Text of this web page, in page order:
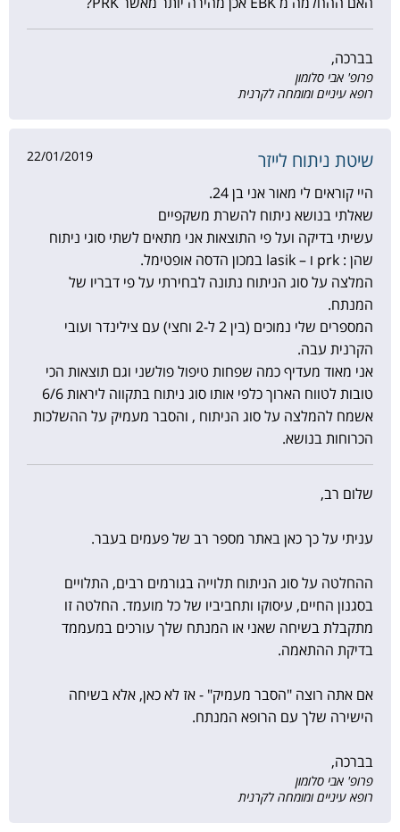
בברכה,
פרופ' אבי סלומון
רופא עיניים ומומחה לקרנית
שיטת ניתוח לייזר 22/01/2019
היי קוראים לי מאור אני בן 24.
שאלתי בנושא ניתוח להשרת משקפיים
עשיתי בדיקה ועל פי התוצאות אני מתאים לשתי סוגי ניתוח
שהן : prk ו – lasik במכון הדסה אופטימל.
המלצה על סוג הניתוח נתונה לבחירתי על פי דבריו של
המנתח.
המספרים שלי נמוכים (בין 2 ל-2 וחצי) עם צילינדר ועובי
הקרנית עבה.
אני מאוד מעדיף כמה שפחות טיפול פולשני וגם תוצאות הכי
טובות לטווח הארוך כלפי אותו סוג ניתוח בתקווה ליראות 6/6
אשמח להמלצה על סוג הניתוח , והסבר מעמיק על ההשלכות
הכרוחות בנושא.
שלום רב,
עניתי על כך כאן באתר מספר רב של פעמים בעבר.
ההחלטה על סוג הניתוח תלוייה בגורמים רבים, התלויים
בסגנון החיים, עיסוקו ותחביביו של כל מועמד. החלטה זו
מתקבלת בשיחה שאני או המנתח שלך עורכים במעממד
בדיקת ההתאמה.
אם אתה רוצה "הסבר מעמיק" - אז לא כאן, אלא בשיחה
הישירה שלך עם הרופא המנתח.
בברכה,
פרופ' אבי סלומון
רופא עיניים ומומחה לקרנית